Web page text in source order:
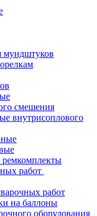
мундштуков
смешения
внутрисоплового
работ
работ
на баллоны
оборудования